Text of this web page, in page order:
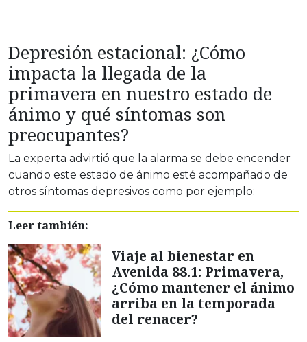
Depresión estacional: ¿Cómo
impacta la llegada de la
primavera en nuestro estado de
ánimo y qué síntomas son
preocupantes?
La experta advirtió que la alarma se debe encender
cuando este estado de ánimo esté acompañado de
otros síntomas depresivos como por ejemplo:
Leer también:
Viaje al bienestar en
Avenida 88.1: Primavera,
¿Cómo mantener el ánimo
arriba en la temporada
del renacer?